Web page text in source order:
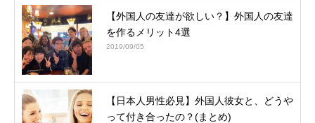
【外国人の友達が欲しい？】外国人の友達
を作るメリット4選
2019/09/05
【日本人男性必見】外国人彼女と、どうや
って付き合ったの？(まとめ)